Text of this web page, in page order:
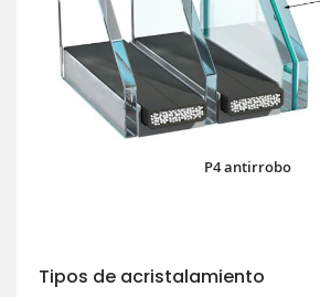
P4 antirrobo
Tipos de acristalamiento